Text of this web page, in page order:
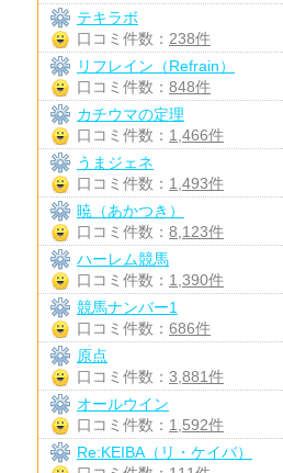
テキラボ
口コミ件数： 238件
リフレイン（Refrain）
口コミ件数： 848件
カチウマの定理
口コミ件数： 1,466件
うまジェネ
口コミ件数： 1,493件
暁（あかつき）
口コミ件数： 8,123件
ハーレム競馬
口コミ件数： 1,390件
競馬ナンバー1
口コミ件数： 686件
原点
口コミ件数： 3,881件
オールウイン
口コミ件数： 1,592件
Re:KEIBA（リ・ケイバ）